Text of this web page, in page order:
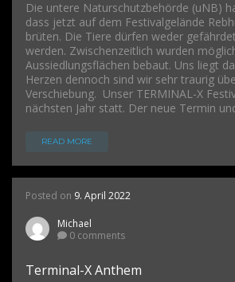
Die untere Naturschutzbehörde (uNB)
dass jetzt auf dem Festivalgelände
brüten. Die Tiere dürfen weder
werden. Zwischenzeitlich wurden
Aussiedlungsflächen bebaut. Uns liegt
Herzen dennoch sind wir sehr traurig
Verschiebung. Unser TERMINAL-X
nächsten Jahr statt. Der neue Termin
READ MORE
Posted on 9. April 2022
Michael
0 comments
Terminal-X Anthem